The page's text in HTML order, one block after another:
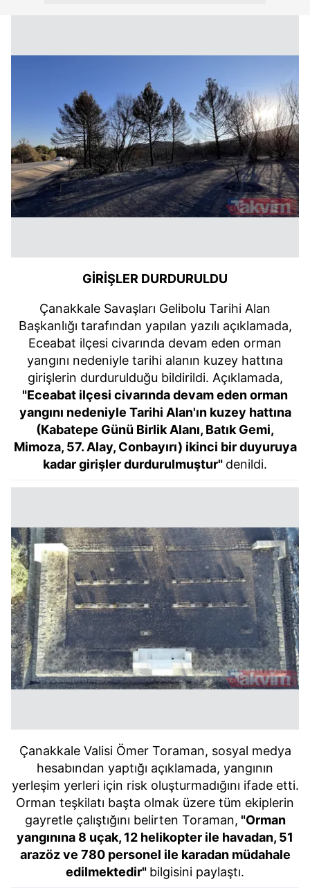
GİRİŞLER DURDURULDU
Çanakkale Savaşları Gelibolu Tarihi Alan
Başkanlığı tarafından yapılan yazılı açıklamada,
Eceabat ilçesi civarında devam eden orman
yangını nedeniyle tarihi alanın kuzey hattına
girişlerin durdurulduğu bildirildi. Açıklamada,
"Eceabat ilçesi civarında devam eden orman
yangını nedeniyle Tarihi Alan'ın kuzey hattına
(Kabatepe Günü Birlik Alanı, Batık Gemi,
Mimoza, 57. Alay, Conbayırı) ikinci bir duyuruya
kadar girişler durdurulmuştur" denildi.
Çanakkale Valisi Ömer Toraman, sosyal medya
hesabından yaptığı açıklamada, yangının
yerleşim yerleri için risk oluşturmadığını ifade etti.
Orman teşkilatı başta olmak üzere tüm ekiplerin
gayretle çalıştığını belirten Toraman, "Orman
yangınına 8 uçak, 12 helikopter ile havadan, 51
arazöz ve 780 personel ile karadan müdahale
edilmektedir" bilgisini paylaştı.